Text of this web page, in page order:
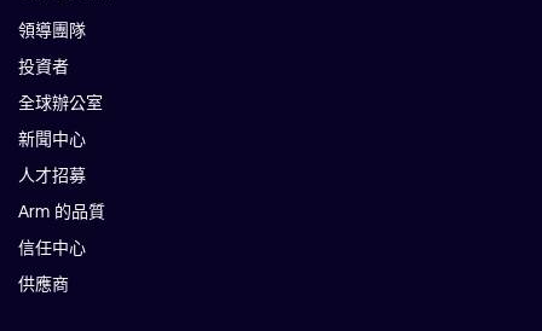
領導團隊
投資者
全球辦公室
新聞中心
人才招募
Arm 的品質
信任中心
供應商